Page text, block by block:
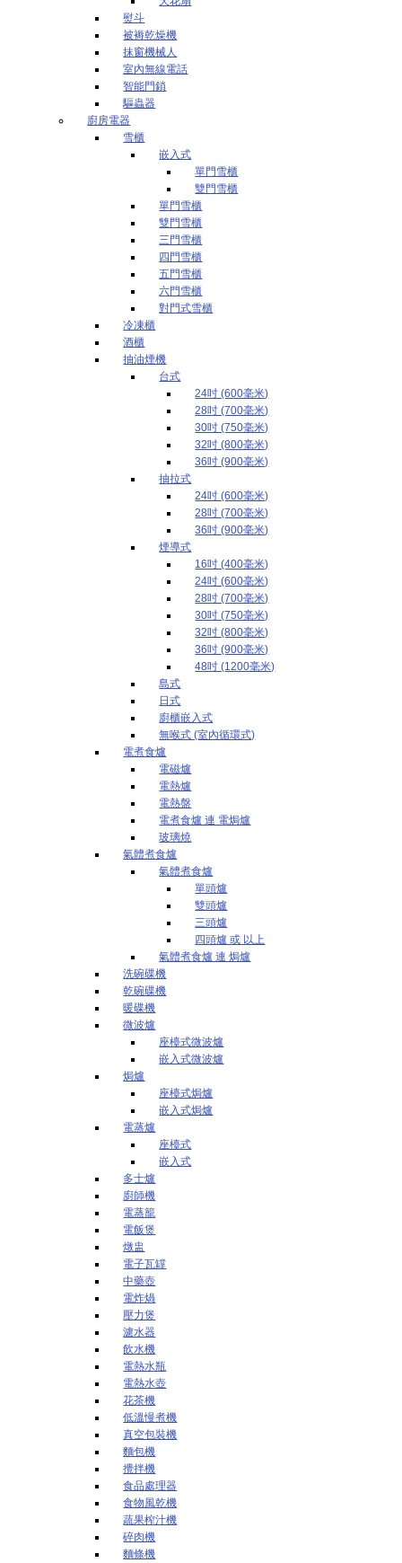
熨斗
被褥乾燥機
抹窗機械人
室內無線電話
智能門鎖
驅蟲器
廚房電器
雪櫃
嵌入式
單門雪櫃
雙門雪櫃
單門雪櫃
雙門雪櫃
三門雪櫃
四門雪櫃
五門雪櫃
六門雪櫃
對門式雪櫃
冷凍櫃
酒櫃
抽油煙機
台式
24吋 (600毫米)
28吋 (700毫米)
30吋 (750毫米)
32吋 (800毫米)
36吋 (900毫米)
抽拉式
24吋 (600毫米)
28吋 (700毫米)
36吋 (900毫米)
煙導式
16吋 (400毫米)
24吋 (600毫米)
28吋 (700毫米)
30吋 (750毫米)
32吋 (800毫米)
36吋 (900毫米)
48吋 (1200毫米)
島式
日式
廚櫃嵌入式
無喉式 (室內循環式)
電煮食爐
電磁爐
電熱爐
電熱盤
電煮食爐 連 電焗爐
玻璃燒
氣體煮食爐
氣體煮食爐
單頭爐
雙頭爐
三頭爐
四頭爐 或 以上
氣體煮食爐 連 焗爐
洗碗碟機
乾碗碟機
暖碟機
微波爐
座檯式微波爐
嵌入式微波爐
焗爐
座檯式焗爐
嵌入式焗爐
電蒸爐
座檯式
嵌入式
多士爐
廚師機
電蒸籠
電飯煲
燉盅
電子瓦罉
中藥壺
電炸煱
壓力煲
濾水器
飲水機
電熱水瓶
電熱水壺
花茶機
低溫慢煮機
真空包裝機
麵包機
攪拌機
食品處理器
食物風乾機
蔬果榨汁機
碎肉機
麵條機